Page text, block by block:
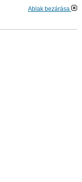
Ablak bezárása